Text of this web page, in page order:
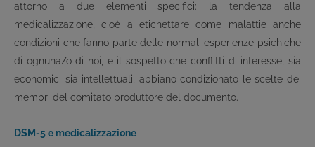
attorno a due elementi specifici: la tendenza alla
medicalizzazione, cioè a etichettare come malattie anche
condizioni che fanno parte delle normali esperienze psichiche
di ognuna/o di noi, e il sospetto che conflitti di interesse, sia
economici sia intellettuali, abbiano condizionato le scelte dei
membri del comitato produttore del documento.
DSM-5 e medicalizzazione